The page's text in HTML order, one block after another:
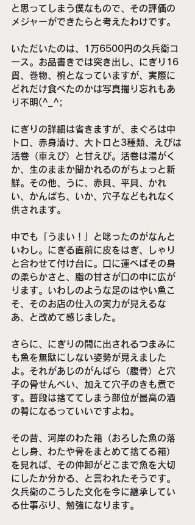
と思ってしまう僕なもので、その評価の
メジャーができたらと考えたわけです。
いただいたのは、1万6500円の久兵衛コ
ース。お品書きでは突き出し、にぎり16
貫、巻物、椀となっていますが、実際に
どれだけ食べたのかは写真撮り忘れもあ
り不明(^_^;
にぎりの詳細は省きますが、まぐろは中
トロ、赤身漬け、大トロと3種類、えびは
活巻（車えび）と甘えび。活巻は湯がく
か、生のままか聞かれるのがちょっと新
鮮。その他、うに、赤貝、平貝、かれ
い、かんぱち、いか、穴子などもれなく
供されます。
中でも「うまい！」と唸ったのがなんと
いわし。にぎる直前に皮をはぎ、しゃり
と合わせて付け台に。口に運べばその身
の柔らかさと、脂の甘さが口の中に広が
ります。いわしのような足のはやい魚こ
そ、そのお店の仕入の実力が見えるな
あ、と改めて感じました。
さらに、にぎりの間に出されるつまみに
も魚を無駄にしない姿勢が見えました
よ。それがあじのがんばら（腹骨）と穴
子の骨せんべい、加えて穴子のきも煮で
す。普段は捨ててしまう部位が最高の酒
の肴になるっていいですよね。
その昔、河岸のわた箱（おろした魚の落
とし身、わたや骨をまとめて捨てる箱）
を見れば、その仲卸がどこまで魚を大切
にしたか分かる、と言われたそうです。
久兵衛のこうした文化を今に継承してい
る仕事ぶり、勉強になります。